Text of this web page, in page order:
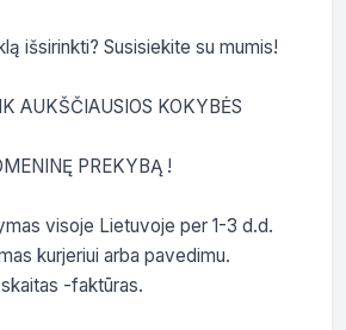
išsirinkti? Susisiekite su mumis!
AUKŠČIAUSIOS KOKYBĖS
PREKYBĄ !
visoje Lietuvoje per 1-3 d.d.
kurjeriui arba pavedimu.
-faktūras.